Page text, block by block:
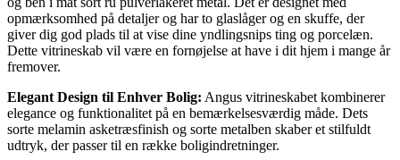
opmærksomhed på detaljer og har to glaslåger og en skuffe, der
giver dig god plads til at vise dine yndlingsnips ting og porcelæn.
Dette vitrineskab vil være en fornøjelse at have i dit hjem i mange år
fremover.
Elegant Design til Enhver Bolig: Angus vitrineskabet kombinerer
elegance og funktionalitet på en bemærkelsesværdig måde. Dets
sorte melamin asketræsfinish og sorte metalben skaber et stilfuldt
udtryk, der passer til en række boligindretninger.